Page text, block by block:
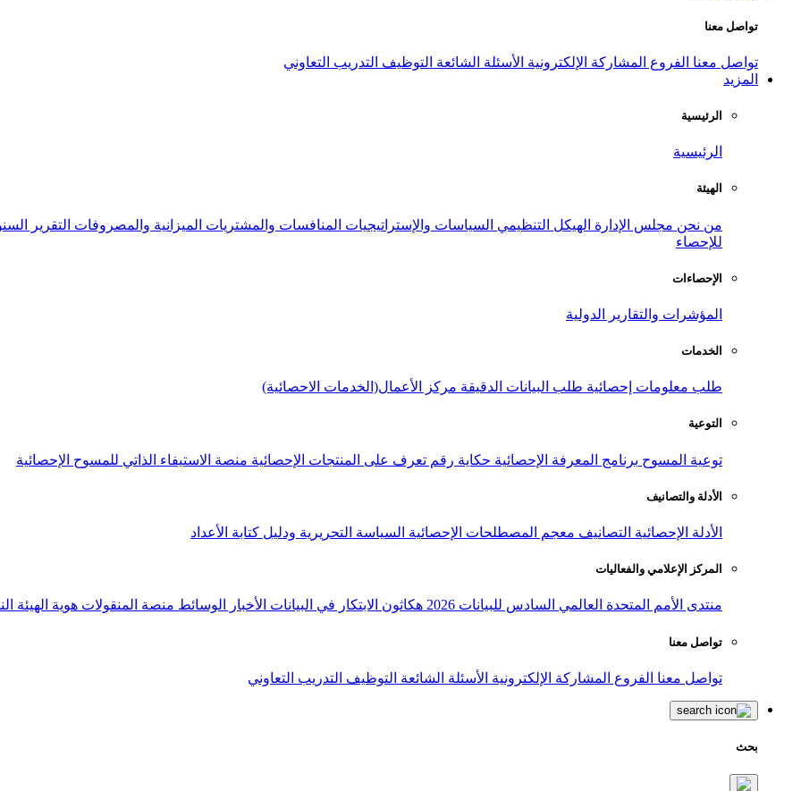
تواصل معنا
تواصل معنا الفروع المشاركة الإلكترونية الأسئلة الشائعة التوظيف التدريب التعاوني
المزيد
الرئيسية
الرئيسية
الهيئة
من نحن مجلس الإدارة الهيكل التنظيمي السياسات والإستراتيجيات المنافسات والمشتريات الميزانية والمصروفات التقرير
للإحصاء
الإحصاءات
المؤشرات والتقارير الدولية
الخدمات
طلب معلومات إحصائية طلب البيانات الدقيقة مركز الأعمال(الخدمات الاحصائية)
التوعية
توعية المسوح برنامج المعرفة الإحصائية حكاية رقم تعرف على المنتجات الإحصائية منصة الاستيفاء الذاتي للمسوح الإحصائية
الأدلة والتصانيف
الأدلة الإحصائية التصانيف معجم المصطلحات الإحصائية السياسة التحريرية ودليل كتابة الأعداد
المركز الإعلامي والفعاليات
منتدى الأمم المتحدة العالمي السادس للبيانات 2026 هكاثون الابتكار في البيانات الأخبار الوسائط منصة المنقولات هوية الهيئة
تواصل معنا
تواصل معنا الفروع المشاركة الإلكترونية الأسئلة الشائعة التوظيف التدريب التعاوني
بحث